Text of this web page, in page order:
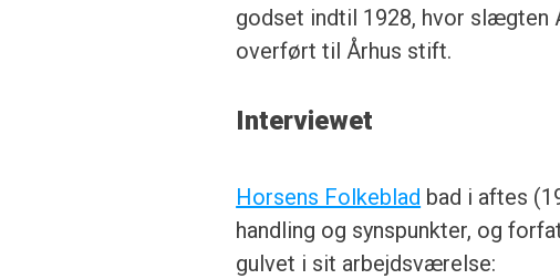
godset indtil 1928, hvor
overført til Århus stift.
Interviewet
Horsens Folkeblad bad i aftes
handling og synspunkter, og
gulvet i sit arbejdsværelse: